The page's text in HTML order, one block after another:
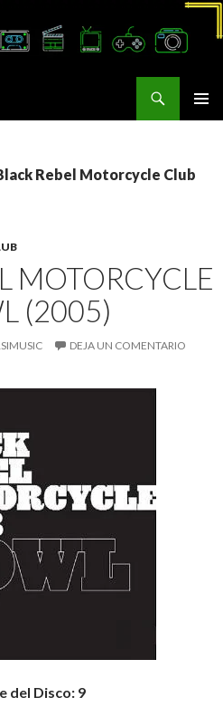
Rebel Motorcycle Club
MOTORCYCLE
(2005)
DEJA UN COMENTARIO
del Disco: 9